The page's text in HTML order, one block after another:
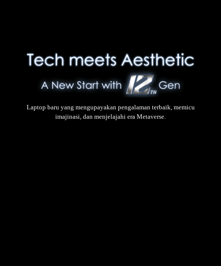
Laptop baru yang mengupayakan pengalaman terbaik, memicu
imajinasi, dan menjelajahi era Metaverse.